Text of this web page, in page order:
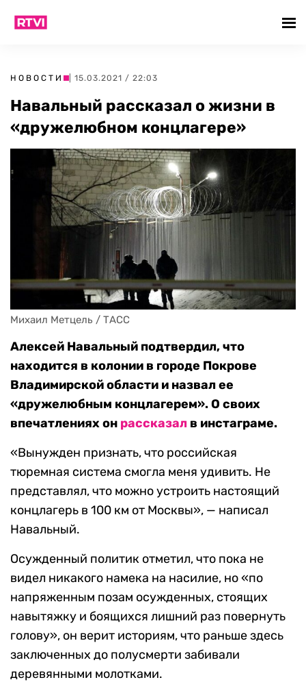
НОВОСТИ | 15.03.2021 / 22:03
Навальный рассказал о жизни в
«дружелюбном концлагере»
Михаил Метцель / ТАСС
Алексей Навальный подтвердил, что
находится в колонии в городе Покрове
Владимирской области и назвал ее
«дружелюбным концлагерем». О своих
впечатлениях он рассказал в инстаграме.
«Вынужден признать, что российская
тюремная система смогла меня удивить. Не
представлял, что можно устроить настоящий
концлагерь в 100 км от Москвы», — написал
Навальный.
Осужденный политик отметил, что пока не
видел никакого намека на насилие, но «по
напряженным позам осужденных, стоящих
навытяжку и боящихся лишний раз повернуть
голову», он верит историям, что раньше здесь
заключенных до полусмерти забивали
деревянными молотками.